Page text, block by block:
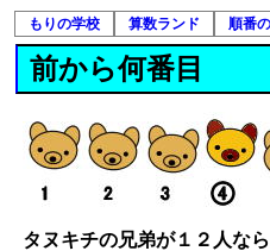
もりの学校 算数ランド 順番
前から何番目
タヌキチの兄弟が１２人なら